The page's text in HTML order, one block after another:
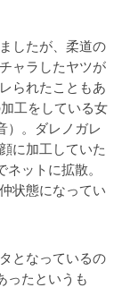
したが、柔道の
ャラしたヤツが
られたこともあ
工をしている女
）。ダレノガレ
に加工していた
ットに拡散。
状態になってい
となっているの
ったというも